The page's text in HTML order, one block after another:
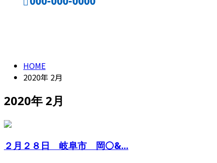
HOME
2020年 2月
2020年 2月
２月２８日 岐阜市 岡⚪️&...